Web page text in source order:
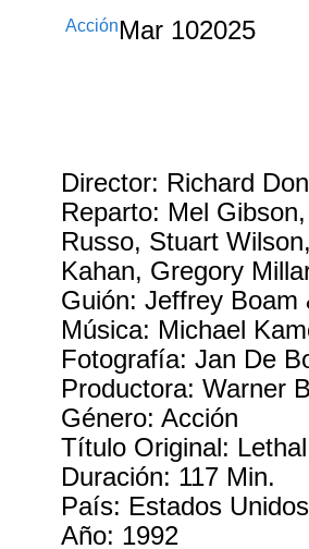
Acción Mar 102025
Director: Richard
Reparto: Mel
Russo, Stuart
Kahan, Gregory
Guión: Jeffrey
Música: Michael
Fotografía: Jan De
Productora: Warner
Género: Acción
Título Original:
Duración: 117 Min.
País: Estados Unidos
Año: 1992